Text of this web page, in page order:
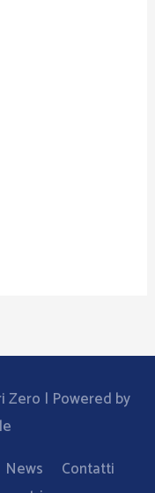
Zero | Powered by
News
Contatti